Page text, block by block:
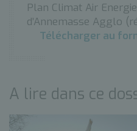
Plan Climat Air
d’Annemasse Agglo
Télécharger au
A lire dans ce